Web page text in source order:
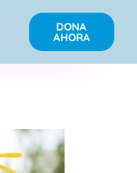
DONA
AHORA